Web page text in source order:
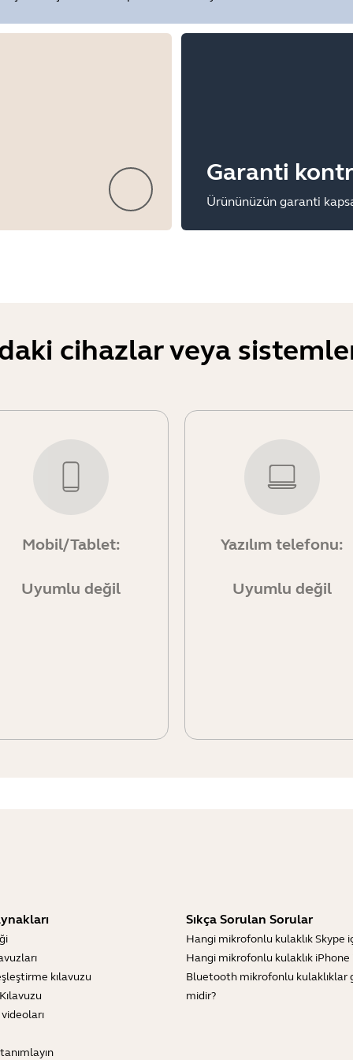
Garanti
Ürününüzün garanti
cihazlar veya
Mobil/Tablet:
Uyumlu değil
Yazılım telefonu:
Uyumlu değil
kılavuzu
videoları
Sıkça Sorulan Sorular
Hangi mikrofonlu kulaklık Skype
Hangi mikrofonlu kulaklık iPhone
Bluetooth mikrofonlu kulaklıklar
midir?